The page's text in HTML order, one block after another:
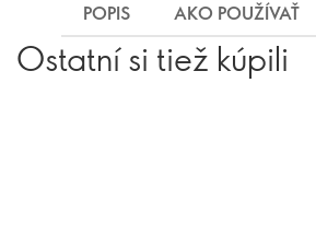
POPIS AKO POUŽÍVAŤ
Ostatní si tiež kúpili